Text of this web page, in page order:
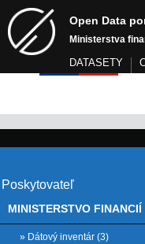
Open Data
Ministerstva
DATASETY
Poskytovateľ
MINISTERSTVO FINANCIÍ
» Dátový inventár (3)